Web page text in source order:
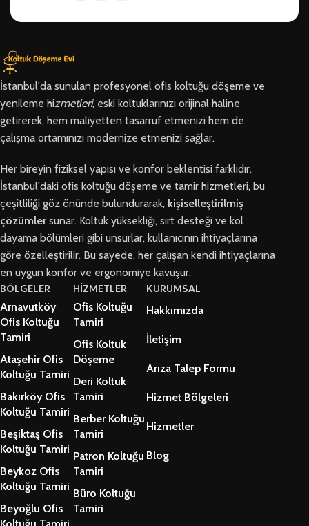
İstanbul'da sunulan profesyonel ofis koltuğu döşeme ve
yenileme hizmetleri, eski koltuklarınızı orijinal haline
getirerek, hem maliyetten tasarruf etmenizi hem de
çalışma ortamınızı modernize etmenizi sağlar.
Her bireyin fiziksel yapısı ve konfor beklentisi farklıdır.
İstanbul'daki ofis koltuğu döşeme ve tamir hizmetleri, bu
çeşitliliği göz önünde bulundurarak, kişiselleştirilmiş
çözümlersunar. Koltuk yüksekliği, sırt desteği ve kol
dayama bölümleri gibi unsurlar, kullanıcının ihtiyaçlarına
göre özelleştirilir. Bu sayede, her çalışan kendi ihtiyaçlarına
en uygun konfor ve ergonomiye kavuşur.
BÖLGELER
Arnavutköy
Ofis Koltuğu
Tamiri
Ataşehir Ofis
Koltuğu Tamiri
Bakırköy Ofis
Koltuğu Tamiri
Beşiktaş Ofis
Koltuğu Tamiri
Beykoz Ofis
Koltuğu Tamiri
Beyoğlu Ofis
HİZMETLER
Ofis Koltuğu
Tamiri
Ofis Koltuk
Döşeme
Deri Koltuk
Tamiri
Berber Koltuğu
Tamiri
Patron Koltuğu
Tamiri
Büro Koltuğu
Tamiri
KURUMSAL
Hakkımızda
İletişim
Arıza Talep Formu
Hizmet Bölgeleri
Hizmetler
Blog